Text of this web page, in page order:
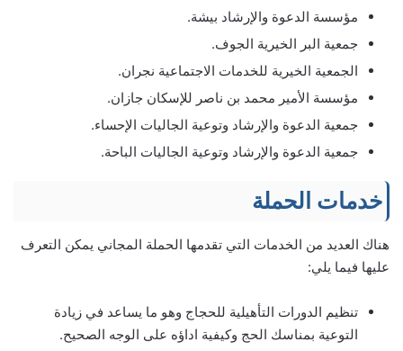
مؤسسة الدعوة والإرشاد بيشة.
جمعية البر الخيرية الجوف.
الجمعية الخيرية للخدمات الاجتماعية نجران.
مؤسسة الأمير محمد بن ناصر للإسكان جازان.
جمعية الدعوة والإرشاد وتوعية الجاليات الإحساء.
جمعية الدعوة والإرشاد وتوعية الجاليات الباحة.
خدمات الحملة
هناك العديد من الخدمات التي تقدمها الحملة المجاني يمكن التعرف
عليها فيما يلي:
تنظيم الدورات التأهيلية للحجاج وهو ما يساعد في زيادة
التوعية بمناسك الحج وكيفية اداؤه على الوجه الصحيح.